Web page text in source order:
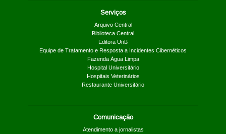
Serviços
Arquivo Central
Biblioteca Central
Editora UnB
Equipe de Tratamento e Resposta a Incidentes Cibernéticos
Fazenda Água Limpa
Hospital Universitário
Hospitais Veterinários
Restaurante Universitário
Comunicação
Atendimento a jornalistas